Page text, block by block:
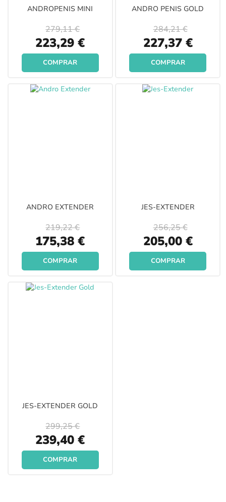
ANDROPENIS MINI
Special
Price
223,29 €
279,11 €
COMPRAR
ANDRO PENIS GOLD
Special
Price
227,37 €
284,21 €
COMPRAR
ANDRO EXTENDER
Special
Price
175,38 €
219,22 €
COMPRAR
JES-EXTENDER
Special
Price
205,00 €
256,25 €
COMPRAR
JES-EXTENDER GOLD
Special
Price
239,40 €
299,25 €
COMPRAR